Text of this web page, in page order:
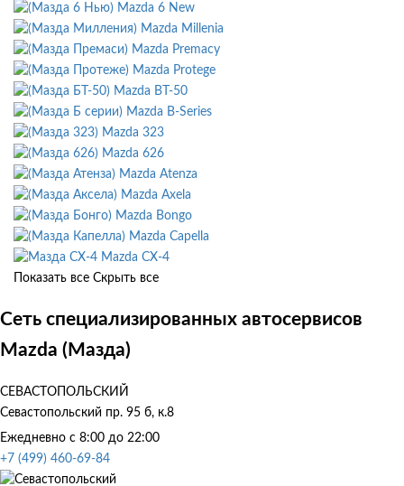
Mazda 6 New
Mazda Millenia
Mazda Premacy
Mazda Protege
Mazda BT-50
Mazda B-Series
Mazda 323
Mazda 626
Mazda Atenza
Mazda Axela
Mazda Bongo
Mazda Capella
Mazda CX-4
Показать все Скрыть все
Сеть специализированных автосервисов
Mazda (Мазда)
СЕВАСТОПОЛЬСКИЙ
Севастопольский пр. 95 б, к.8
Ежедневно с 8:00 до 22:00
+7 (499) 460-69-84